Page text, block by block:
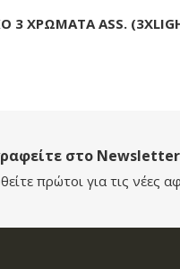
ΧΡΩΜΑΤΑ ASS.
στο Newsletter
πρώτοι για τις νέες